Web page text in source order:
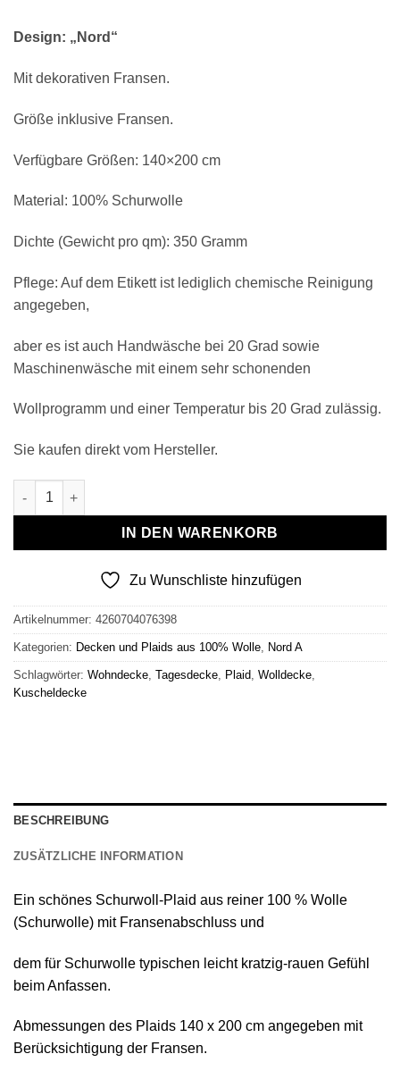
Design: „Nord“
Mit dekorativen Fransen.
Größe inklusive Fransen.
Verfügbare Größen: 140×200 cm
Material: 100% Schurwolle
Dichte (Gewicht pro qm): 350 Gramm
Pflege: Auf dem Etikett ist lediglich chemische Reinigung
angegeben,
aber es ist auch Handwäsche bei 20 Grad sowie
Maschinenwäsche mit einem sehr schonenden
Wollprogramm und einer Temperatur bis 20 Grad zulässig.
Sie kaufen direkt vom Hersteller.
Wollplaid & Wolldecke "Nord A" weiß-hellolive Menge
IN DEN WARENKORB
Zu Wunschliste hinzufügen
Artikelnummer: 4260704076398
Kategorien: Decken und Plaids aus 100% Wolle Nord A
Schlagwörter: Wohndecke Tagesdecke Plaid Wolldecke
Kuscheldecke
BESCHREIBUNG
ZUSÄTZLICHE INFORMATION
Ein schönes Schurwoll-Plaid aus reiner 100 % Wolle
(Schurwolle) mit Fransenabschluss und
dem für Schurwolle typischen leicht kratzig-rauen Gefühl
beim Anfassen.
Abmessungen des Plaids 140 х 200 cm angegeben mit
Berücksichtigung der Fransen.